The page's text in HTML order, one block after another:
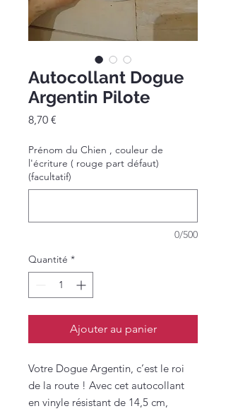
Autocollant Dogue
Argentin Pilote
8,70 €
Prénom du Chien , couleur de
l'écriture ( rouge part défaut)
(facultatif)
0/500
Quantité *
Ajouter au panier
Votre Dogue Argentin, c’est le roi
de la route ! Avec cet autocollant
en vinyle résistant de 14,5 cm,